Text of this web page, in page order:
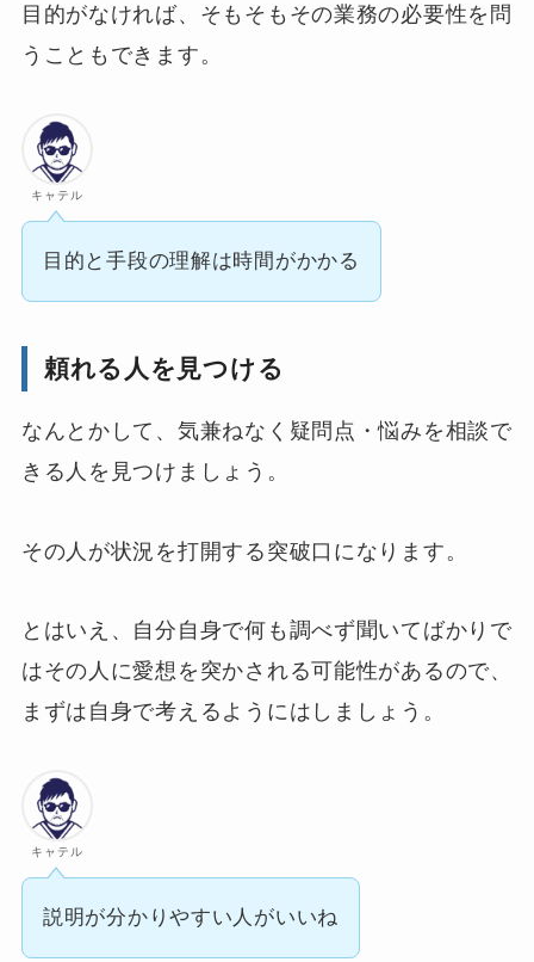
目的がなければ、そもそもその業務の必要性を問
うこともできます。
キャテル
目的と手段の理解は時間がかかる
頼れる人を見つける
なんとかして、気兼ねなく疑問点・悩みを相談で
きる人を見つけましょう。
その人が状況を打開する突破口になります。
とはいえ、自分自身で何も調べず聞いてばかりで
はその人に愛想を突かされる可能性があるので、
まずは自身で考えるようにはしましょう。
キャテル
説明が分かりやすい人がいいね